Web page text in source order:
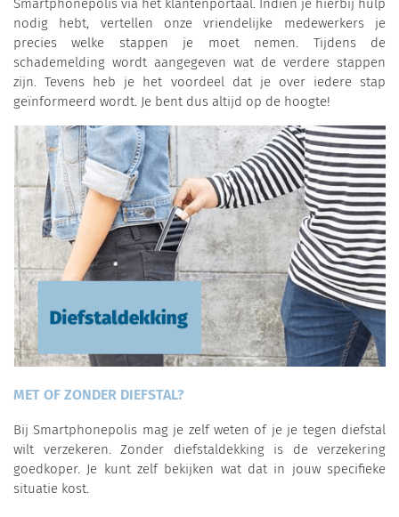
Smartphonepolis via het klantenportaal. Indien je hierbij hulp
nodig hebt, vertellen onze vriendelijke medewerkers je
precies welke stappen je moet nemen. Tijdens de
schademelding wordt aangegeven wat de verdere stappen
zijn. Tevens heb je het voordeel dat je over iedere stap
geïnformeerd wordt. Je bent dus altijd op de hoogte!
MET OF ZONDER DIEFSTAL?
Bij Smartphonepolis mag je zelf weten of je je tegen diefstal
wilt verzekeren. Zonder diefstaldekking is de verzekering
goedkoper. Je kunt zelf bekijken wat dat in jouw specifieke
situatie kost.